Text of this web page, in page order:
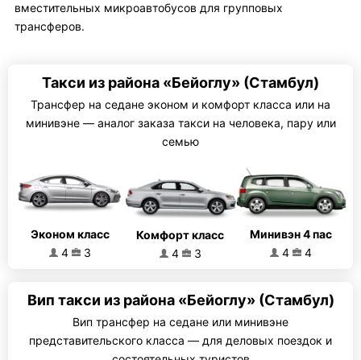
вместительных микроавтобусов для групповых
трансферов.
Такси из района «Бейоглу» (Стамбул)
Трансфер на седане эконом и комфорт класса или на
минивэне — аналог заказа такси на человека, пару или
семью
Эконом класс
4
3
Комфорт класс
4
3
Минивэн 4 пас
4
4
Вип такси из района «Бейоглу» (Стамбул)
Вип трансфер на седане или минивэне
представительского класса — для деловых поездок и